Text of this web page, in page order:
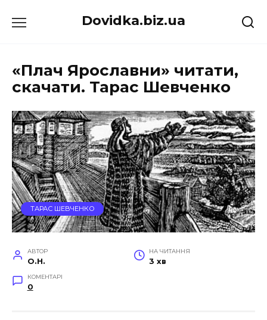
до
Dovidka.biz.ua
«Плач Ярославни» читати,
скачати. Тарас Шевченко
ТАРАС ШЕВЧЕНКО
АВТОР
O.H.
НА ЧИТАННЯ
3 хв
КОМЕНТАРІ
0